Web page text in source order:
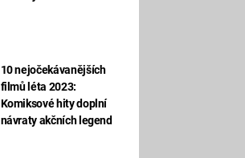
10 nejočekávanějších
filmů léta 2023:
Komiksové hity doplní
návraty akčních legend